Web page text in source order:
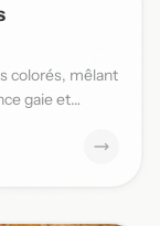
colorés, mêlant
gaie et